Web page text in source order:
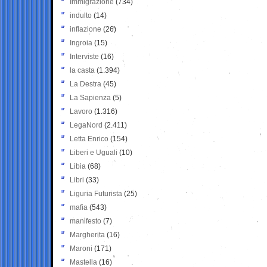
Immigrazione (734)
indulto (14)
inflazione (26)
Ingroia (15)
Interviste (16)
la casta (1.394)
La Destra (45)
La Sapienza (5)
Lavoro (1.316)
LegaNord (2.411)
Letta Enrico (154)
Liberi e Uguali (10)
Libia (68)
Libri (33)
Liguria Futurista (25)
mafia (543)
manifesto (7)
Margherita (16)
Maroni (171)
Mastella (16)